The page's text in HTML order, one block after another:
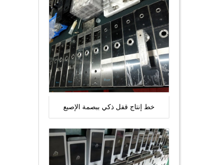
خط إنتاج قفل ذكي ببصمة الإصبع